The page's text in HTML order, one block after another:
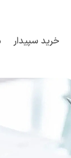
خرید سپیدار